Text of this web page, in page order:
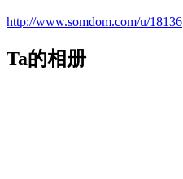
http://www.somdom.com/u/18136
Ta的相册